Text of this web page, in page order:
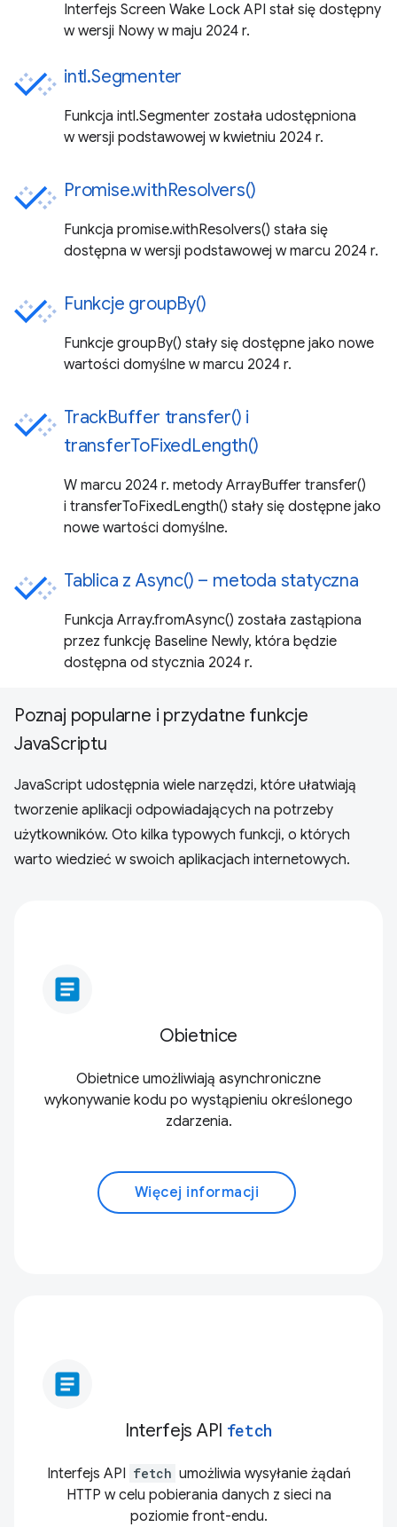
Interfejs Screen Wake Lock API stał się dostępny
w wersji Nowy w maju 2024 r.
intl.Segmenter
Funkcja intl.Segmenter została udostępniona
w wersji podstawowej w kwietniu 2024 r.
Promise.withResolvers()
Funkcja promise.withResolvers() stała się
dostępna w wersji podstawowej w marcu 2024 r.
Funkcje groupBy()
Funkcje groupBy() stały się dostępne jako nowe
wartości domyślne w marcu 2024 r.
TrackBuffer transfer() i
transferToFixedLength()
W marcu 2024 r. metody ArrayBuffer transfer()
i transferToFixedLength() stały się dostępne jako
nowe wartości domyślne.
Tablica z Async() – metoda statyczna
Funkcja Array.fromAsync() została zastąpiona
przez funkcję Baseline Newly, która będzie
dostępna od stycznia 2024 r.
Poznaj popularne i przydatne funkcje
JavaScriptu
JavaScript udostępnia wiele narzędzi, które ułatwiają
tworzenie aplikacji odpowiadających na potrzeby
użytkowników. Oto kilka typowych funkcji, o których
warto wiedzieć w swoich aplikacjach internetowych.
article
Obietnice
Obietnice umożliwiają asynchroniczne
wykonywanie kodu po wystąpieniu określonego
zdarzenia.
Więcej informacji
article
Interfejs API fetch
Interfejs API fetch umożliwia wysyłanie żądań
HTTP w celu pobierania danych z sieci na
poziomie front-endu.